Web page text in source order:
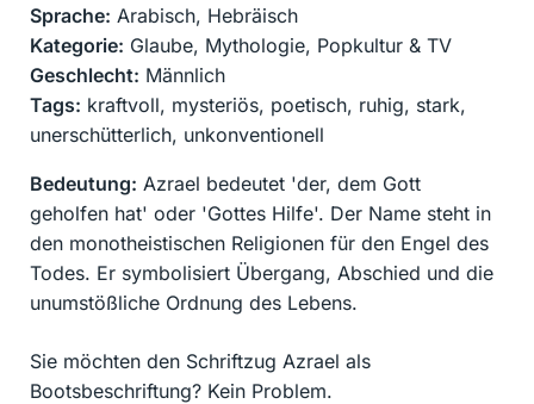
Sprache: Arabisch, Hebräisch
Kategorie: Glaube, Mythologie, Popkultur & TV
Geschlecht: Männlich
Tags: kraftvoll, mysteriös, poetisch, ruhig, stark,
unerschütterlich, unkonventionell
Bedeutung: Azrael bedeutet 'der, dem Gott
geholfen hat' oder 'Gottes Hilfe'. Der Name steht in
den monotheistischen Religionen für den Engel des
Todes. Er symbolisiert Übergang, Abschied und die
unumstößliche Ordnung des Lebens.
Sie möchten den Schriftzug Azrael als
Bootsbeschriftung? Kein Problem.